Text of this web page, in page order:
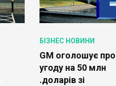
БІЗНЕС НОВИНИ
GM оголошує про
угоду на 50 млн
.доларів зі